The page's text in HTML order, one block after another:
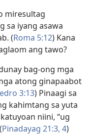
miresultag
sa iyang asawa
(Roma 5:12) Kana
ang tawo?
bag-ong mga
atong ginapaabot
3:13) Pinaagi sa
kahimtang sa yuta
niini, “ug
Pinadayag 21:3, 4)